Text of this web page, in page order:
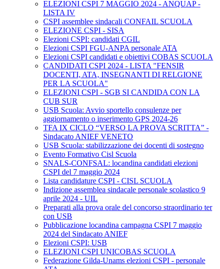
ELEZIONI CSPI 7 MAGGIO 2024 - ANQUAP -
LISTA IV
CSPI assemblee sindacali CONFAIL SCUOLA
ELEZIONE CSPI - SISA
Elezioni CSPI: candidati CGIL
Elezioni CSPI FGU-ANPA personale ATA
Elezioni CSPI candidati e obiettivi COBAS SCUOLA
CANDIDATI CSPI 2024 - LISTA "FENSIR
DOCENTI, ATA, INSEGNANTI DI RELGIONE
PER LA SCUOLA"
ELEZIONI CSPI - SGB SI CANDIDA CON LA
CUB SUR
USB Scuola: Avvio sportello consulenze per
aggiornamento o inserimento GPS 2024-26
TFA IX CICLO “VERSO LA PROVA SCRITTA” -
Sindacato ANIEF VENETO
USB Scuola: stabilizzazione dei docenti di sostegno
Evento Formativo Cisl Scuola
SNALS-CONFSAL: locandina candidati elezioni
CSPI del 7 maggio 2024
Lista candidature CSPI - CISL SCUOLA
Indizione assemblea sindacale personale scolastico 9
aprile 2024 - UIL
Preparati alla prova orale del concorso straordinario ter
con USB
Pubblicazione locandina campagna CSPI 7 maggio
2024 del Sindacato ANIEF
Elezioni CSPI: USB
ELEZIONI CSPI UNICOBAS SCUOLA
Federazione Gilda-Unams elezioni CSPI - personale